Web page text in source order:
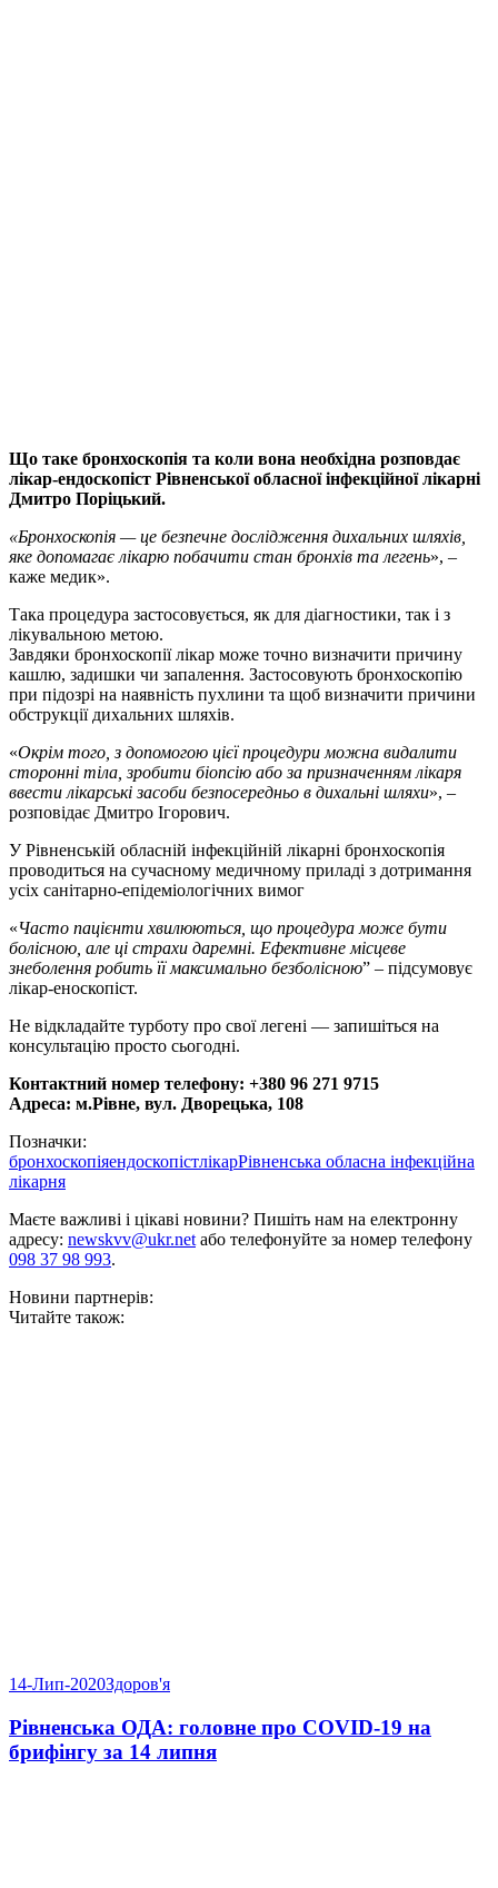
Що таке бронхоскопія та коли вона необхідна розповдає
лікар-ендоскопіст Рівненської обласної інфекційної лікарні
Дмитро Поріцький.
«Бронхоскопія — це безпечне дослідження дихальних шляхів,
яке допомагає лікарю побачити стан бронхів та легень», –
каже медик».
Така процедура застосовується, як для діагностики, так і з
лікувальною метою.
Завдяки бронхоскопії лікар може точно визначити причину
кашлю, задишки чи запалення. Застосовують бронхоскопію
при підозрі на наявність пухлини та щоб визначити причини
обструкції дихальних шляхів.
«Окрім того, з допомогою цієї процедури можна видалити
сторонні тіла, зробити біопсію або за призначенням лікаря
ввести лікарські засоби безпосередньо в дихальні шляхи», –
розповідає Дмитро Ігорович.
У Рівненській обласній інфекційній лікарні бронхоскопія
проводиться на сучасному медичному приладі з дотримання
усіх санітарно-епідеміологічних вимог
«Часто пацієнти хвилюються, що процедура може бути
болісною, але ці страхи даремні. Ефективне місцеве
знеболення робить її максимально безболісною” – підсумовує
лікар-еноскопіст.
Не відкладайте турботу про свої легені — запишіться на
консультацію просто сьогодні.
Контактний номер телефону: +380 96 271 9715
Адреса: м.Рівне, вул. Дворецька, 108
Позначки:
бронхоскопіяендоскопістлікарРівненська обласна інфекційна
лікарня
Маєте важливі і цікаві новини? Пишіть нам на електронну
адресу: newskvv@ukr.netабо телефонуйте за номер телефону
098 37 98 993.
Новини партнерів:
Читайте також:
14-Лип-2020Здоров'я
Рівненська ОДА: головне про COVID-19 на
брифінгу за 14 липня